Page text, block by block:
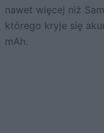
nawet więcej niż
którego kryje się
mAh.